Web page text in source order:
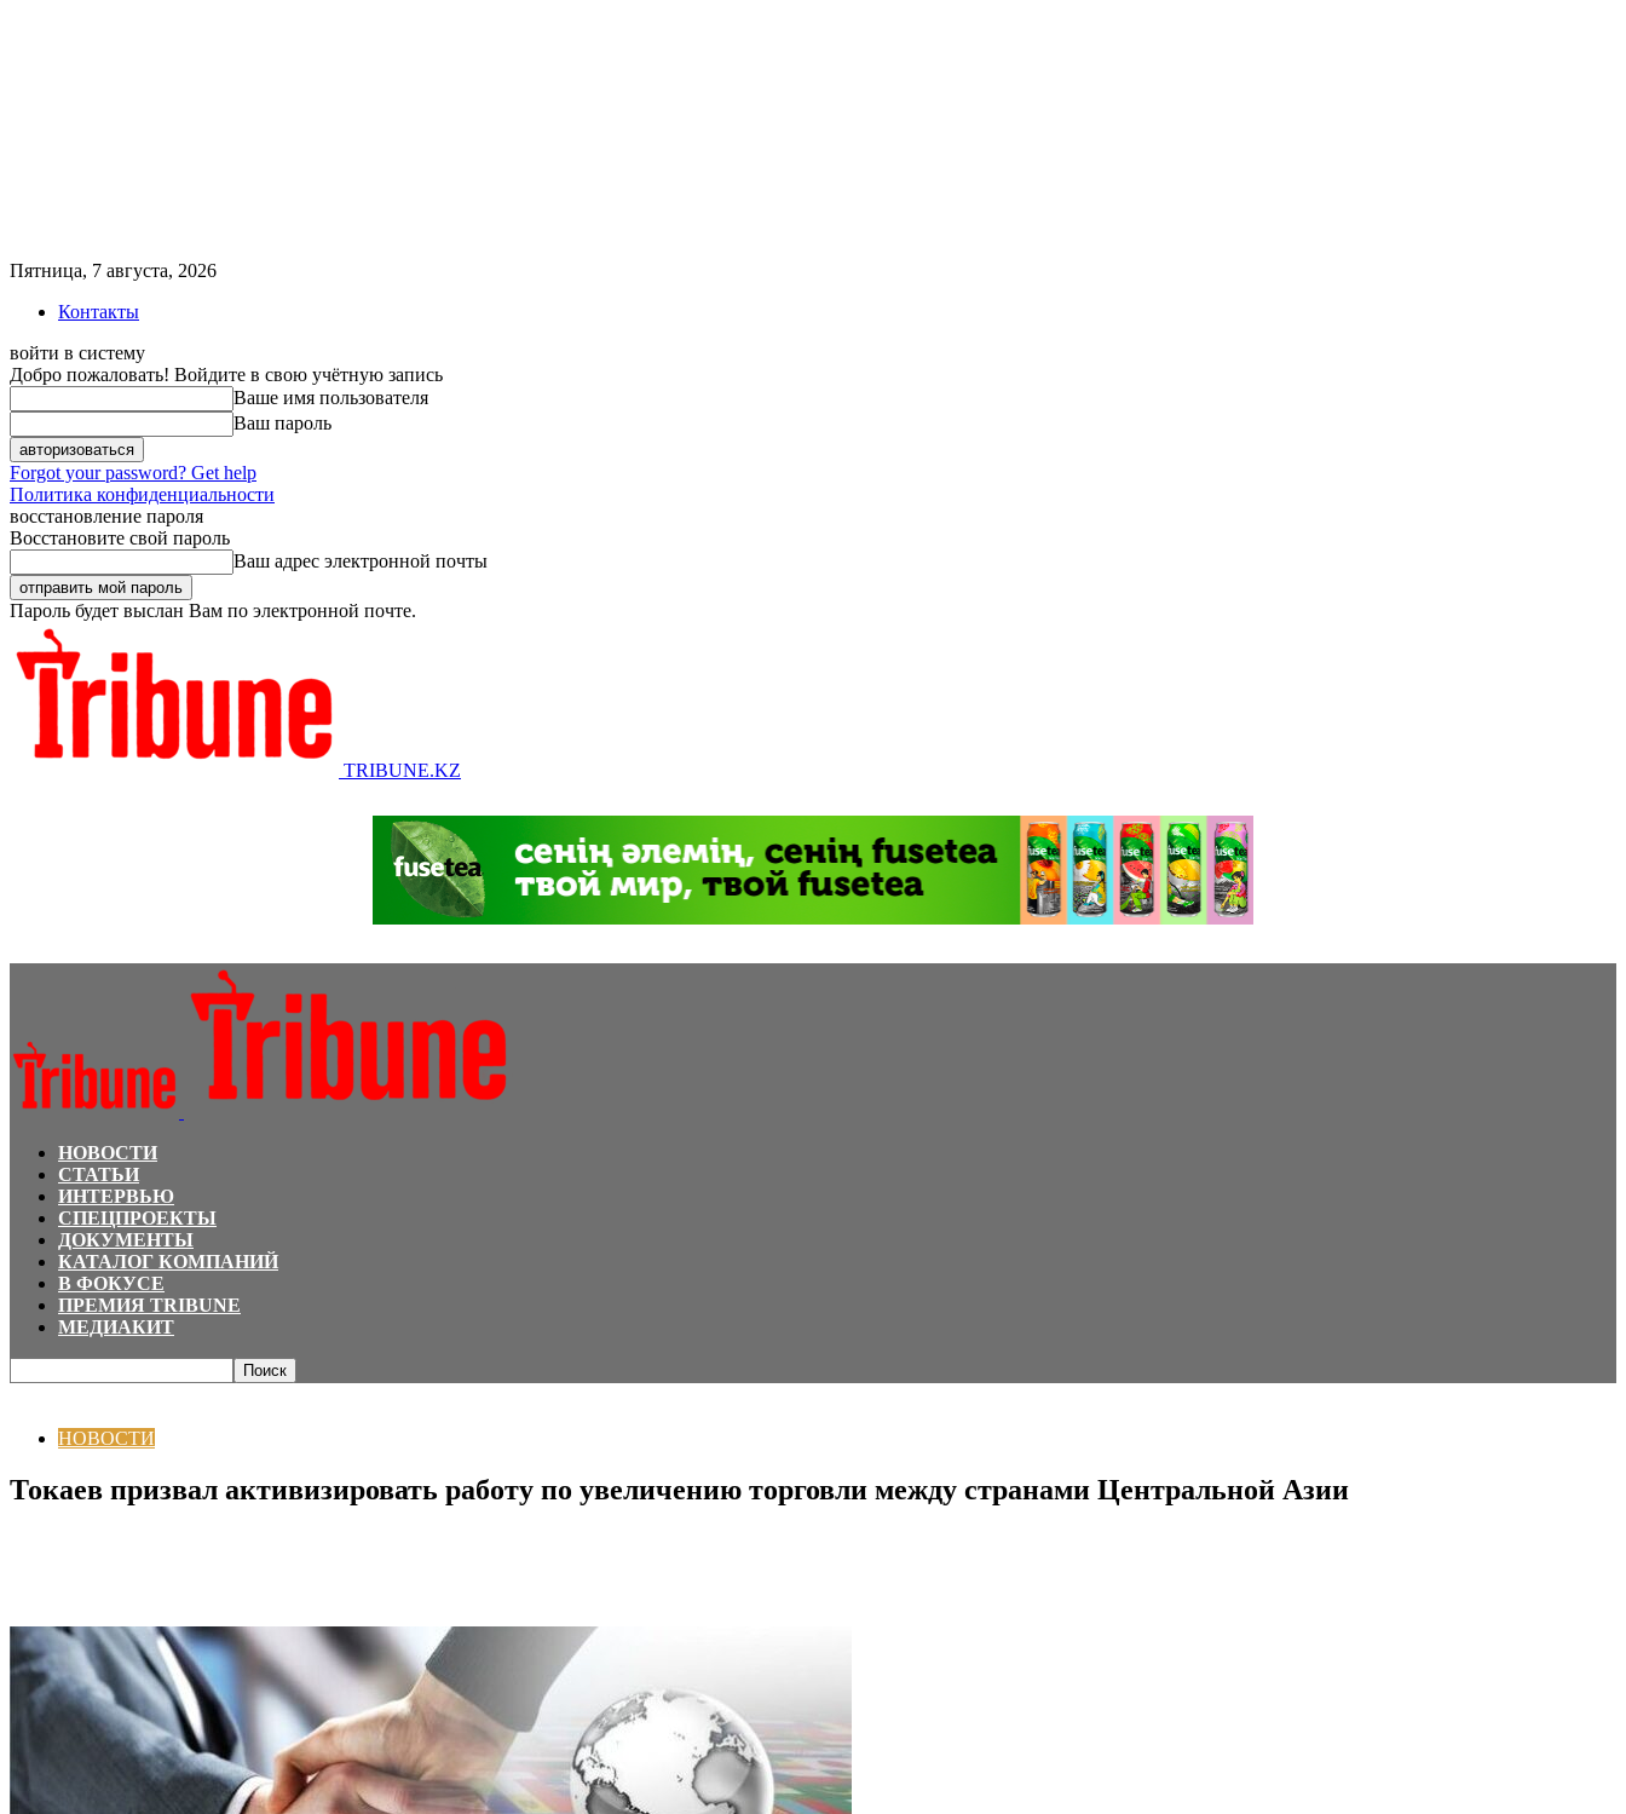
Пятница, 7 августа, 2026
Контакты
войти в систему
Добро пожаловать! Войдите в свою учётную запись
Ваше имя пользователя
Ваш пароль
Forgot your password? Get help
Политика конфиденциальности
восстановление пароля
Восстановите свой пароль
Ваш адрес электронной почты
Пароль будет выслан Вам по электронной почте.
TRIBUNE.KZ
НОВОСТИ
СТАТЬИ
ИНТЕРВЬЮ
СПЕЦПРОЕКТЫ
ДОКУМЕНТЫ
КАТАЛОГ КОМПАНИЙ
В ФОКУСЕ
ПРЕМИЯ TRIBUNE
МЕДИАКИТ
НОВОСТИ
Токаев призвал активизировать работу по увеличению торговли между странами Центральной Азии